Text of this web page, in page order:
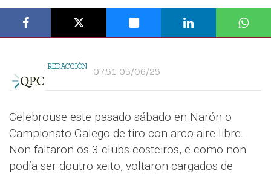
REDACCIÓN 07:51 05/06/25
Celebrouse este pasado sábado en Narón o
Campionato Galego de tiro con arco aire libre.
Non faltaron os 3 clubs costeiros, e como non
podía ser doutro xeito, voltaron cargados de